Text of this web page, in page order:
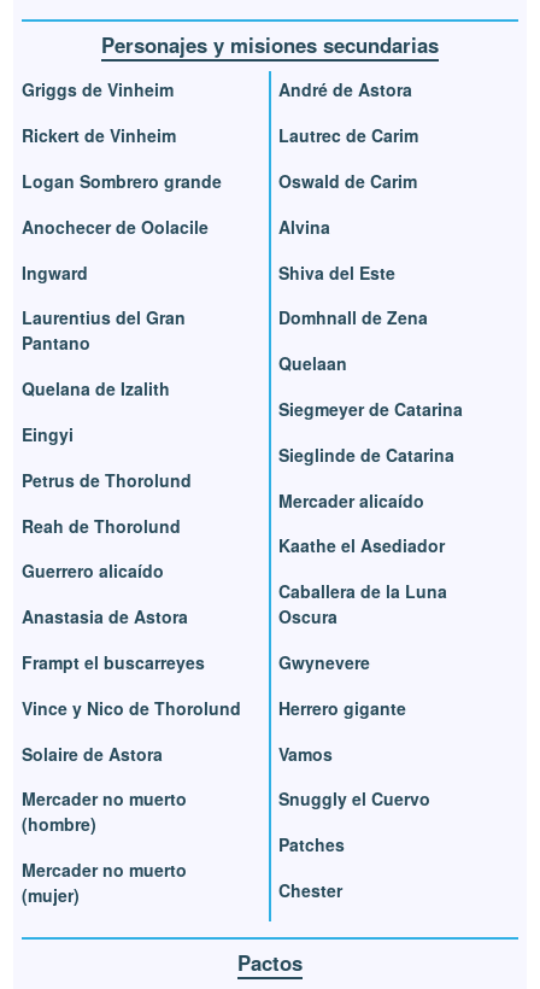
Personajes y misiones secundarias
Griggs de Vinheim
Rickert de Vinheim
Logan Sombrero grande
Anochecer de Oolacile
Ingward
Laurentius del Gran
Pantano
Quelana de Izalith
Eingyi
Petrus de Thorolund
Reah de Thorolund
Guerrero alicaído
Anastasia de Astora
Frampt el buscarreyes
Vince y Nico de Thorolund
Solaire de Astora
Mercader no muerto
(hombre)
Mercader no muerto
(mujer)
André de Astora
Lautrec de Carim
Oswald de Carim
Alvina
Shiva del Este
Domhnall de Zena
Quelaan
Siegmeyer de Catarina
Sieglinde de Catarina
Mercader alicaído
Kaathe el Asediador
Caballera de la Luna
Oscura
Gwynevere
Herrero gigante
Vamos
Snuggly el Cuervo
Patches
Chester
Pactos